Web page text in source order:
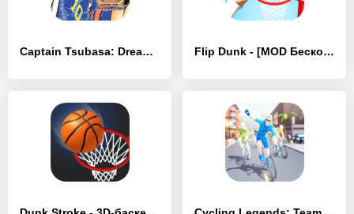
Captain Tsubasa: Dream Team - [MOD Бесконечные монеты] Flip Dunk - [MOD Бесконечные деньги]